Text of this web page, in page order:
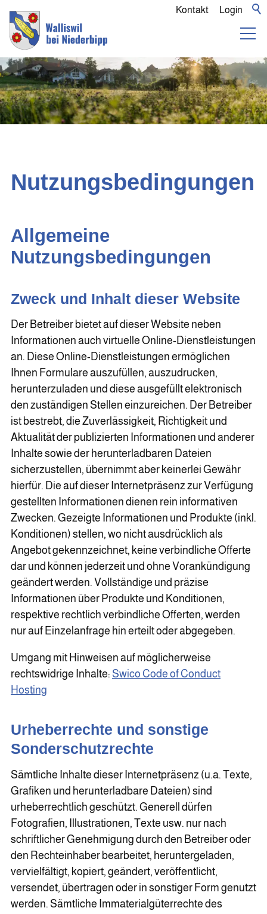
Login
Kontakt
Nutzungsbedingungen
Allgemeine
Nutzungsbedingungen
Zweck und Inhalt dieser Website
Der Betreiber bietet auf dieser Website neben
Informationen auch virtuelle Online-Dienstleistungen
an. Diese Online-Dienstleistungen ermöglichen
Ihnen Formulare auszufüllen, auszudrucken,
herunterzuladen und diese ausgefüllt elektronisch
den zuständigen Stellen einzureichen. Der Betreiber
ist bestrebt, die Zuverlässigkeit, Richtigkeit und
Aktualität der publizierten Informationen und anderer
Inhalte sowie der herunterladbaren Dateien
sicherzustellen, übernimmt aber keinerlei Gewähr
hierfür. Die auf dieser Internetpräsenz zur Verfügung
gestellten Informationen dienen rein informativen
Zwecken. Gezeigte Informationen und Produkte (inkl.
Konditionen) stellen, wo nicht ausdrücklich als
Angebot gekennzeichnet, keine verbindliche Offerte
dar und können jederzeit und ohne Vorankündigung
geändert werden. Vollständige und präzise
Informationen über Produkte und Konditionen,
respektive rechtlich verbindliche Offerten, werden
nur auf Einzelanfrage hin erteilt oder abgegeben.
Umgang mit Hinweisen auf möglicherweise
rechtswidrige Inhalte: Swico Code of Conduct
Hosting
Urheberrechte und sonstige
Sonderschutzrechte
Sämtliche Inhalte dieser Internetpräsenz (u.a. Texte,
Grafiken und herunterladbare Dateien) sind
urheberrechtlich geschützt. Generell dürfen
Fotografien, Illustrationen, Texte usw. nur nach
schriftlicher Genehmigung durch den Betreiber oder
den Rechteinhaber bearbeitet, heruntergeladen,
vervielfältigt, kopiert, geändert, veröffentlicht,
versendet, übertragen oder in sonstiger Form genutzt
werden. Sämtliche Immaterialgüterrechte des